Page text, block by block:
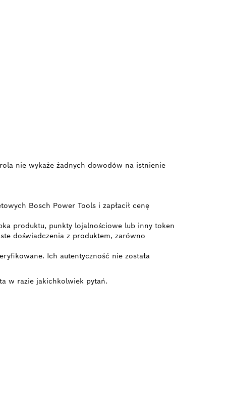
nie wykaże żadnych dowodów na istnienie
Bosch Power Tools i zapłacił cenę
produktu, punkty lojalnościowe lub inny token
doświadczenia z produktem, zarówno
Ich autentyczność nie została
w razie jakichkolwiek pytań.